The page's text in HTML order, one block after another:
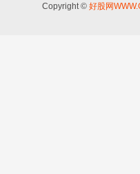
Copyright © 好股网